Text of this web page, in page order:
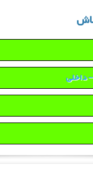
داخلی